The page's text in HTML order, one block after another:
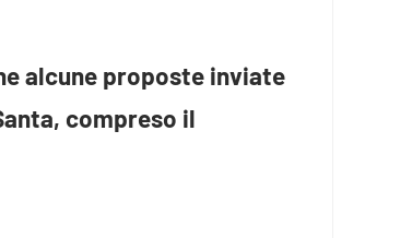
alcune proposte inviate
compreso il